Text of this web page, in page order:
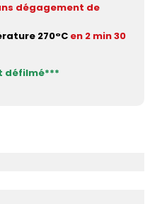
dégagement de
270°C en 2 min 30
défilmé***